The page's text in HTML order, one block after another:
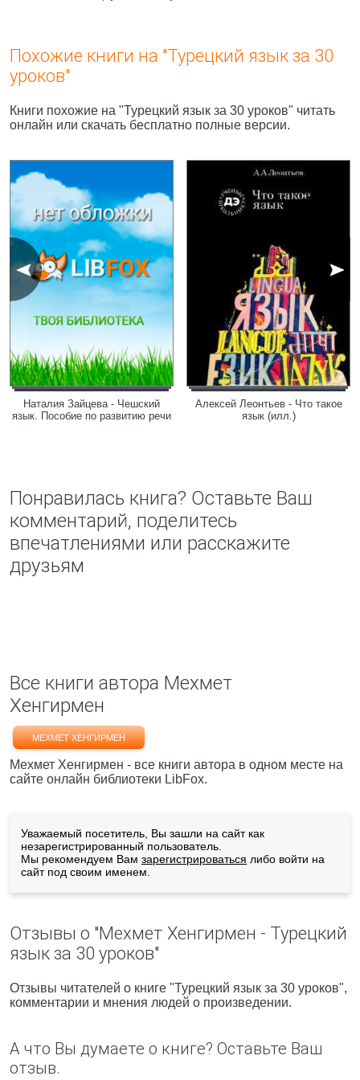
Похожие книги на "Турецкий язык за 30
уроков"
Книги похожие на "Турецкий язык за 30 уроков" читать
онлайн или скачать бесплатно полные версии.
Наталия Зайцева - Чешский
язык. Пособие по развитию речи
Алексей Леонтьев - Что такое
язык (илл.)
Понравилась книга? Оставьте Ваш
комментарий, поделитесь
впечатлениями или расскажите
друзьям
Все книги автора Мехмет
Хенгирмен
МЕХМЕТ ХЕНГИРМЕН
Мехмет Хенгирмен - все книги автора в одном месте на
сайте онлайн библиотеки LibFox.
Уважаемый посетитель, Вы зашли на сайт как
незарегистрированный пользователь.
Мы рекомендуем Вам зарегистрироваться либо войти на
сайт под своим именем.
Отзывы о "Мехмет Хенгирмен - Турецкий
язык за 30 уроков"
Отзывы читателей о книге "Турецкий язык за 30 уроков",
комментарии и мнения людей о произведении.
А что Вы думаете о книге? Оставьте Ваш
отзыв.